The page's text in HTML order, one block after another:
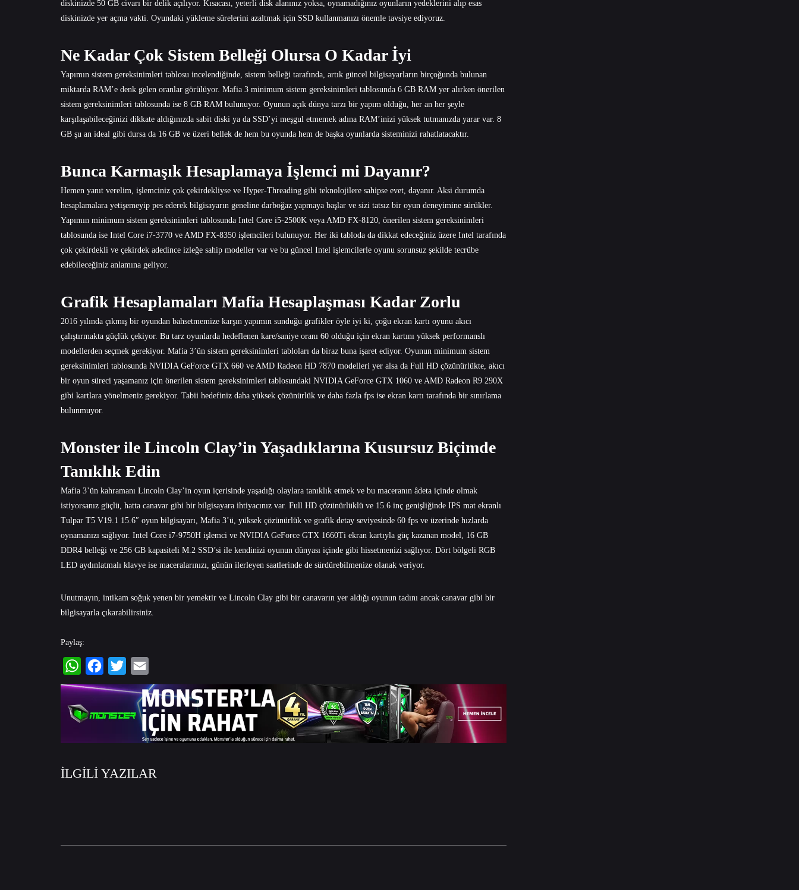
diskinizde 50 GB civarı bir delik açılıyor. Kısacası, yeterli disk alanınız yoksa, oynamadığınız oyunların yedeklerini alıp esas
diskinizde yer açma vakti. Oyundaki yükleme sürelerini azaltmak için SSD kullanmanızı önemle tavsiye ediyoruz.
Ne Kadar Çok Sistem Belleği Olursa O Kadar İyi
Yapımın sistem gereksinimleri tablosu incelendiğinde, sistem belleği tarafında, artık güncel bilgisayarların birçoğunda bulunan
miktarda RAM’e denk gelen oranlar görülüyor. Mafia 3 minimum sistem gereksinimleri tablosunda 6 GB RAM yer alırken önerilen
sistem gereksinimleri tablosunda ise 8 GB RAM bulunuyor. Oyunun açık dünya tarzı bir yapım olduğu, her an her şeyle
karşılaşabileceğinizi dikkate aldığınızda sabit diski ya da SSD’yi meşgul etmemek adına RAM’inizi yüksek tutmanızda yarar var. 8
GB şu an ideal gibi dursa da 16 GB ve üzeri bellek de hem bu oyunda hem de başka oyunlarda sisteminizi rahatlatacaktır.
Bunca Karmaşık Hesaplamaya İşlemci mi Dayanır?
Hemen yanıt verelim, işlemciniz çok çekirdekliyse ve Hyper-Threading gibi teknolojilere sahipse evet, dayanır. Aksi durumda
hesaplamalara yetişemeyip pes ederek bilgisayarın geneline darboğaz yapmaya başlar ve sizi tatsız bir oyun deneyimine sürükler.
Yapımın minimum sistem gereksinimleri tablosunda Intel Core i5-2500K veya AMD FX-8120, önerilen sistem gereksinimleri
tablosunda ise Intel Core i7-3770 ve AMD FX-8350 işlemcileri bulunuyor. Her iki tabloda da dikkat edeceğiniz üzere Intel tarafında
çok çekirdekli ve çekirdek adedince izleğe sahip modeller var ve bu güncel Intel işlemcilerle oyunu sorunsuz şekilde tecrübe
edebileceğiniz anlamına geliyor.
Grafik Hesaplamaları Mafia Hesaplaşması Kadar Zorlu
2016 yılında çıkmış bir oyundan bahsetmemize karşın yapımın sunduğu grafikler öyle iyi ki, çoğu ekran kartı oyunu akıcı
çalıştırmakta güçlük çekiyor. Bu tarz oyunlarda hedeflenen kare/saniye oranı 60 olduğu için ekran kartını yüksek performanslı
modellerden seçmek gerekiyor. Mafia 3’ün sistem gereksinimleri tabloları da biraz buna işaret ediyor. Oyunun minimum sistem
gereksinimleri tablosunda NVIDIA GeForce GTX 660 ve AMD Radeon HD 7870 modelleri yer alsa da Full HD çözünürlükte, akıcı
bir oyun süreci yaşamanız için önerilen sistem gereksinimleri tablosundaki NVIDIA GeForce GTX 1060 ve AMD Radeon R9 290X
gibi kartlara yönelmeniz gerekiyor. Tabii hedefiniz daha yüksek çözünürlük ve daha fazla fps ise ekran kartı tarafında bir sınırlama
bulunmuyor.
Monster ile Lincoln Clay’in Yaşadıklarına Kusursuz Biçimde
Tanıklık Edin
Mafia 3’ün kahramanı Lincoln Clay’in oyun içerisinde yaşadığı olaylara tanıklık etmek ve bu maceranın âdeta içinde olmak
istiyorsanız güçlü, hatta canavar gibi bir bilgisayara ihtiyacınız var. Full HD çözünürlüklü ve 15.6 inç genişliğinde IPS mat ekranlı
Tulpar T5 V19.1 15.6″ oyun bilgisayarı, Mafia 3’ü, yüksek çözünürlük ve grafik detay seviyesinde 60 fps ve üzerinde hızlarda
oynamanızı sağlıyor. Intel Core i7-9750H işlemci ve NVIDIA GeForce GTX 1660Ti ekran kartıyla güç kazanan model, 16 GB
DDR4 belleği ve 256 GB kapasiteli M.2 SSD’si ile kendinizi oyunun dünyası içinde gibi hissetmenizi sağlıyor. Dört bölgeli RGB
LED aydınlatmalı klavye ise maceralarınızı, günün ilerleyen saatlerinde de sürdürebilmenize olanak veriyor.
Unutmayın, intikam soğuk yenen bir yemektir ve Lincoln Clay gibi bir canavarın yer aldığı oyunun tadını ancak canavar gibi bir
bilgisayarla çıkarabilirsiniz.
Paylaş:
WhatsAppFacebookTwitterEmail
İLGİLİ YAZILAR